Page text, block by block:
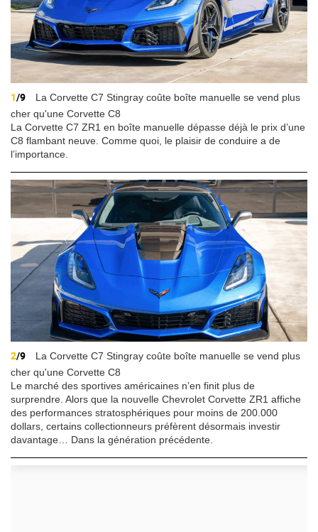
1/9
La Corvette C7 Stingray coûte boîte manuelle se vend plus
cher qu'une Corvette C8
La Corvette C7 ZR1 en boîte manuelle dépasse déjà le prix d’une
C8 flambant neuve. Comme quoi, le plaisir de conduire a de
l’importance.
2/9
La Corvette C7 Stingray coûte boîte manuelle se vend plus
cher qu'une Corvette C8
Le marché des sportives américaines n’en finit plus de
surprendre. Alors que la nouvelle Chevrolet Corvette ZR1 affiche
des performances stratosphériques pour moins de 200.000
dollars, certains collectionneurs préfèrent désormais investir
davantage… Dans la génération précédente.